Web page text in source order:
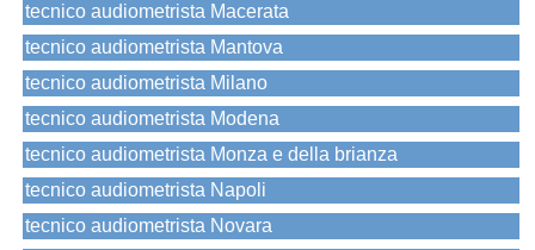
tecnico audiometrista Macerata
tecnico audiometrista Mantova
tecnico audiometrista Milano
tecnico audiometrista Modena
tecnico audiometrista Monza e della brianza
tecnico audiometrista Napoli
tecnico audiometrista Novara